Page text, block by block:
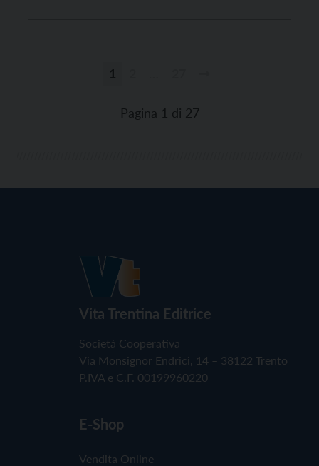
articoli
1
Pagina 1 di 27
Vita Trentina Editrice
Società Cooperativa
Via Monsignor Endrici, 14 – 38122 Trento
P.IVA e C.F. 00199960220
E-Shop
Vendita Online